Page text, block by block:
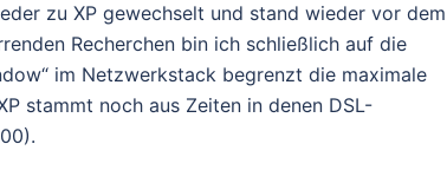
zu XP gewechselt und stand wieder vor dem
Recherchen bin ich schließlich auf die
im Netzwerkstack begrenzt die maximale
stammt noch aus Zeiten in denen DSL-